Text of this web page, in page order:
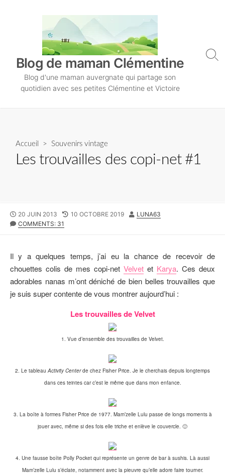
n
Blog de maman Clémentine
Blog d'une maman auvergnate qui partage son
quotidien avec ses petites Clémentine et Victoire
S
Accueil > Souvenirs vintage
Les trouvailles des copi-net #1
P
U
S
H
E
20 JUIN 2013
L
M
D
I
E
D
A
10 OCTOBRE 2019
A
U
LUNA63
COMMENTS: 31
Il y a quelques temps, j’ai eu la chance de recevoir de
chouettes colis de mes copi-net Velvet et Karya. Ces deux
adorables nanas m’ont déniché de bien belles trouvailles que
je suis super contente de vous montrer aujourd’hui :
Les trouvailles de Velvet
1. Vue d’ensemble des trouvailles de Velvet.
2. Le tableauActivity Centerde chez Fisher Price. Je le cherchais depuis longtemps
dans ces teintes car c’est le même que dans mon enfance.
3. La boîte à formes Fisher Price de 1977. Mam’zelle Lulu passe de longs moments à
jouer avec, même si des fois elle triche et enlève le couvercle. 🙂
4. Une fausse boîte Polly Pocket qui représente un genre de bar à sushis. Là aussi
Mam’zelle Lulu s’éclate, notamment avec la pieuvre qu’elle adore faire tourner.